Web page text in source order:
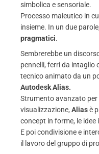
simbolica e sensoriale.
Processo maieutico in
insieme. In un due
pragmatici.
Sembrerebbe un
pennelli, ferri da intaglio
tecnico animato da un
Autodesk Alias.
Strumento avanzato per
visualizzazione, Aliasè
concept in forme, le idee
E poi condivisione e
il lavoro del gruppo di